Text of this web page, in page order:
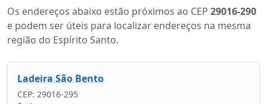
Os endereços abaixo estão próximos ao CEP 29016-290
e podem ser úteis para localizar endereços na mesma
região do Espírito Santo.
Ladeira São Bento
CEP: 29016-295